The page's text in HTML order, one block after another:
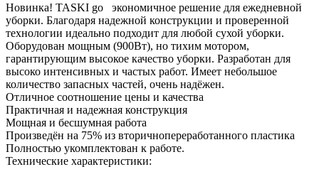
Новинка! TASKI go экономичное решение для ежедневной
уборки. Благодаря надежной конструкции и проверенной
технологии идеально подходит для любой сухой уборки.
Оборудован мощным (900Вт), но тихим мотором,
гарантирующим высокое качество уборки. Разработан для
высоко интенсивных и частых работ. Имеет небольшое
количество запасных частей, очень надёжен.
Отличное соотношение цены и качества
Практичная и надежная конструкция
Мощная и бесшумная работа
Произведён на 75% из вторичнопереработанного пластика
Полностью укомплектован к работе.
Технические характеристики: